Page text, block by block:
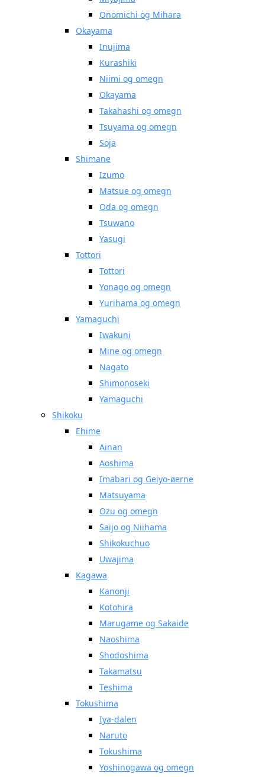
Onomichi og Mihara
Okayama
Inujima
Kurashiki
Niimi og omegn
Okayama
Takahashi og omegn
Tsuyama og omegn
Soja
Shimane
Izumo
Matsue og omegn
Oda og omegn
Tsuwano
Yasugi
Tottori
Tottori
Yonago og omegn
Yurihama og omegn
Yamaguchi
Iwakuni
Mine og omegn
Nagato
Shimonoseki
Yamaguchi
Shikoku
Ehime
Ainan
Aoshima
Imabari og Geiyo-øerne
Matsuyama
Ozu og omegn
Saijo og Niihama
Shikokuchuo
Uwajima
Kagawa
Kanonji
Kotohira
Marugame og Sakaide
Naoshima
Shodoshima
Takamatsu
Teshima
Tokushima
Iya-dalen
Naruto
Tokushima
Yoshinogawa og omegn